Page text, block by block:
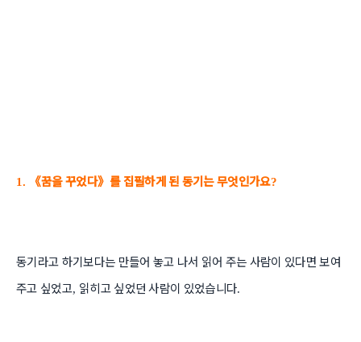
1. 《꿈을 꾸었다》 를 집필하게 된 동기는 무엇인가요?
동기라고 하기보다는 만들어 놓고 나서 읽어 주는 사람이 있다면 보여
주고 싶었고, 읽히고 싶었던 사람이 있었습니다.